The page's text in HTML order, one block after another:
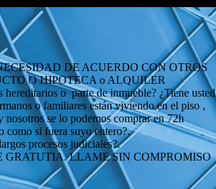
DE ACUERDO CON OTROS
O HIPOTECA o ALQUILER
o parte de inmueble? ¿Tiene usted
o familiares están viviendo en el piso ,
se lo podemos comprar en 72h
como si fuera suyo entero?.
procesos judiciales?.
GRATUTIA. LLAME SIN COMPROMISO